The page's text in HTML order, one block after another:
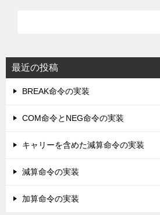
最近の投稿
BREAK命令の実装
COM命令とNEG命令の実装
キャリーを含めた減算命令の実装
減算命令の実装
加算命令の実装